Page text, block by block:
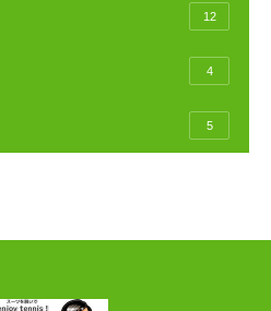
12
4
5